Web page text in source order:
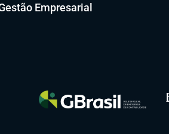
Empresarial